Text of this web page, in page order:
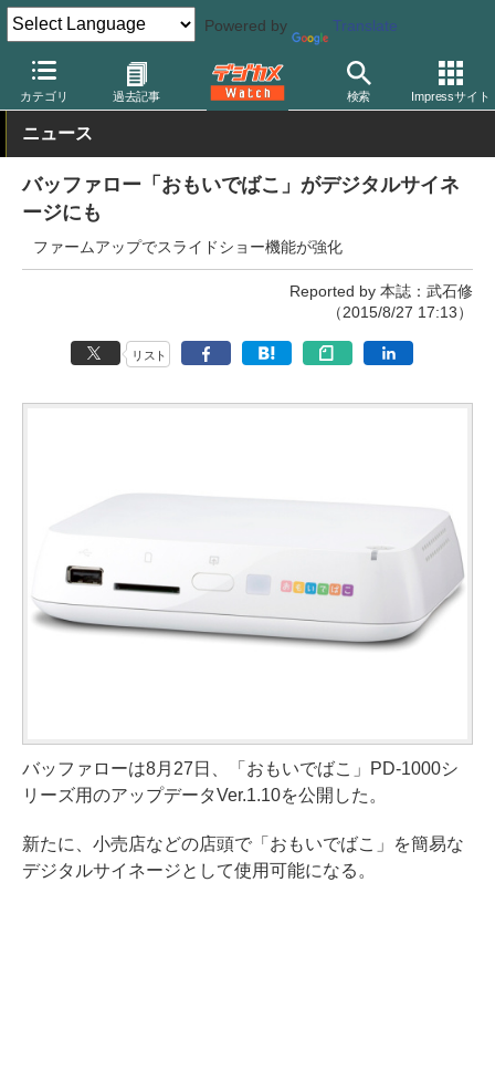
Powered by Translate
カテゴリ 過去記事 検索 Impressサイト
デジカメ Watch その他
ニュース
バッファロー「おもいでばこ」がデジタルサイネ
ージにも
ファームアップでスライドショー機能が強化
Reported by 本誌：武石修
（2015/8/27 17:13）
リスト
バッファローは8月27日、「おもいでばこ」PD-1000シ
リーズ用のアップデータVer.1.10を公開した。
新たに、小売店などの店頭で「おもいでばこ」を簡易な
デジタルサイネージとして使用可能になる。